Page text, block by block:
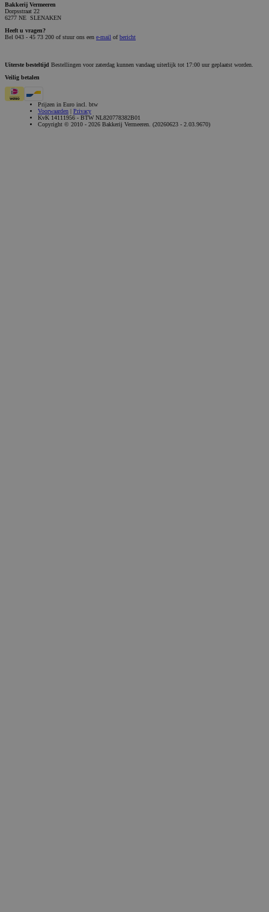
Bakkerij Vermeeren
Dorpsstraat 22
6277 NE SLENAKEN
Heeft u vragen?
Bel 043 - 45 73 200 of stuur ons een e-mail ofbericht
Uiterste besteltijd Bestellingen voor zaterdag kunnen vandaag uiterlijk tot 17:00 uur geplaatst worden.
Veilig betalen
Prijzen in Euro incl. btw
Voorwaarden | Privacy
KvK 14111956 - BTW NL820778382B01
Copyright © 2010 - 2026 Bakkerij Vermeeren. (20260623 - 2.03.9670)